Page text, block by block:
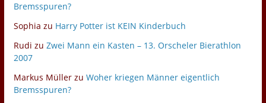
Bremsspuren?
Sophia zu Harry Potter ist KEIN Kinderbuch
Rudi zu Zwei Mann ein Kasten – 13. Orscheler Bierathlon
2007
Markus Müllerzu Woher kriegen Männer eigentlich
Bremsspuren?